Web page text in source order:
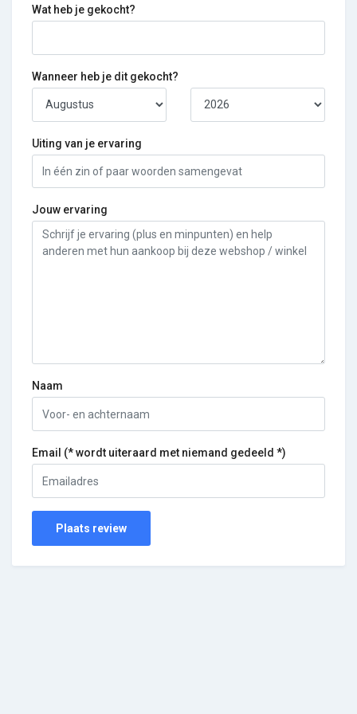
Wat heb je gekocht?
Wanneer heb je dit gekocht?
Uiting van je ervaring
Jouw ervaring
Naam
Email (* wordt uiteraard met niemand gedeeld *)
Plaats review